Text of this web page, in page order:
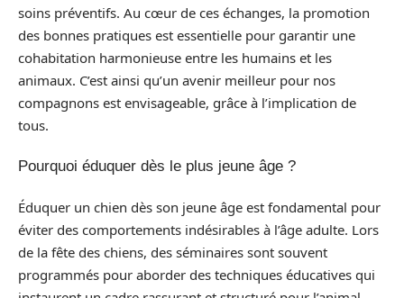
soins préventifs. Au cœur de ces échanges, la promotion
des bonnes pratiques est essentielle pour garantir une
cohabitation harmonieuse entre les humains et les
animaux. C’est ainsi qu’un avenir meilleur pour nos
compagnons est envisageable, grâce à l’implication de
tous.
Pourquoi éduquer dès le plus jeune âge ?
Éduquer un chien dès son jeune âge est fondamental pour
éviter des comportements indésirables à l’âge adulte. Lors
de la fête des chiens, des séminaires sont souvent
programmés pour aborder des techniques éducatives qui